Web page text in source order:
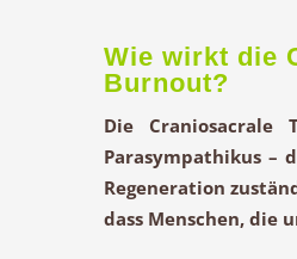
Wie wirkt die
Burnout?
Die
Parasympathikus –
Regeneration
dass Menschen, die